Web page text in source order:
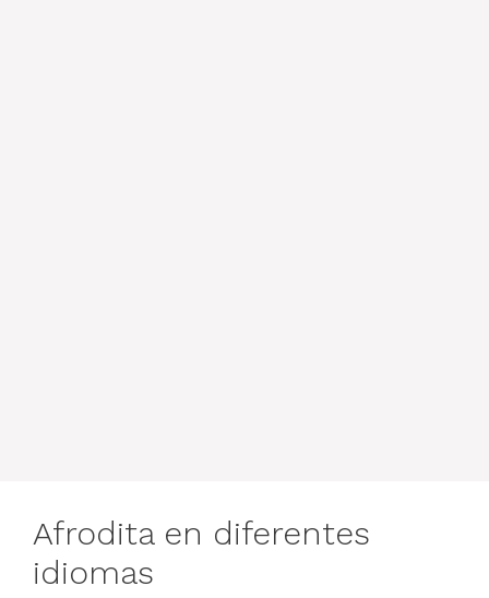
Afrodita en diferentes
idiomas